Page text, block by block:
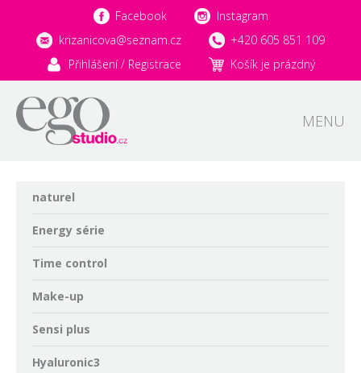
Facebook
Instagram
krizanicova@seznam.cz
+420 605 851 109
Přihlášení / Registrace
Košík je prázdný
MENU
naturel
Energy série
Time control
Make-up
Sensi plus
Hyaluronic3